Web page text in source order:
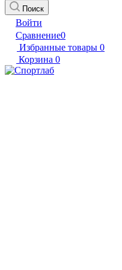
Поиск
Войти
Сравнение0
Избранные товары 0
Корзина 0